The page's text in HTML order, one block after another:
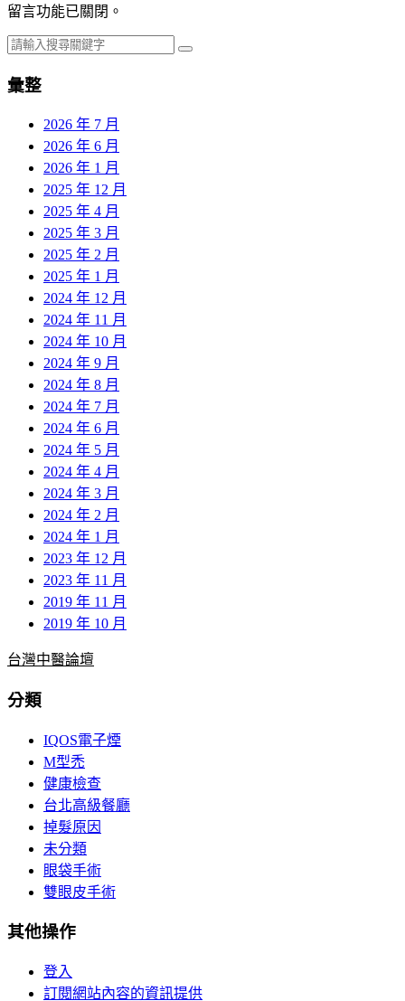
留言功能已關閉。
彙整
2026 年 7 月
2026 年 6 月
2026 年 1 月
2025 年 12 月
2025 年 4 月
2025 年 3 月
2025 年 2 月
2025 年 1 月
2024 年 12 月
2024 年 11 月
2024 年 10 月
2024 年 9 月
2024 年 8 月
2024 年 7 月
2024 年 6 月
2024 年 5 月
2024 年 4 月
2024 年 3 月
2024 年 2 月
2024 年 1 月
2023 年 12 月
2023 年 11 月
2019 年 11 月
2019 年 10 月
台灣中醫論壇
分類
IQOS電子煙
M型禿
健康檢查
台北高級餐廳
掉髮原因
未分類
眼袋手術
雙眼皮手術
其他操作
登入
訂閱網站內容的資訊提供